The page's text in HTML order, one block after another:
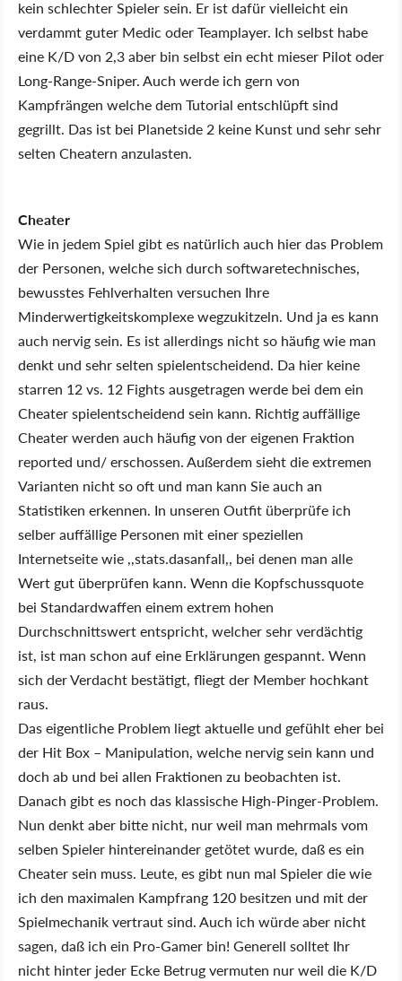
kein schlechter Spieler sein. Er ist dafür vielleicht ein
verdammt guter Medic oder Teamplayer. Ich selbst habe
eine K/D von 2,3 aber bin selbst ein echt mieser Pilot oder
Long-Range-Sniper. Auch werde ich gern von
Kampfrängen welche dem Tutorial entschlüpft sind
gegrillt. Das ist bei Planetside 2 keine Kunst und sehr sehr
selten Cheatern anzulasten.
Cheater
Wie in jedem Spiel gibt es natürlich auch hier das Problem
der Personen, welche sich durch softwaretechnisches,
bewusstes Fehlverhalten versuchen Ihre
Minderwertigkeitskomplexe wegzukitzeln. Und ja es kann
auch nervig sein. Es ist allerdings nicht so häufig wie man
denkt und sehr selten spielentscheidend. Da hier keine
starren 12 vs. 12 Fights ausgetragen werde bei dem ein
Cheater spielentscheidend sein kann. Richtig auffällige
Cheater werden auch häufig von der eigenen Fraktion
reported und/ erschossen. Außerdem sieht die extremen
Varianten nicht so oft und man kann Sie auch an
Statistiken erkennen. In unseren Outfit überprüfe ich
selber auffällige Personen mit einer speziellen
Internetseite wie ,,stats.dasanfall,, bei denen man alle
Wert gut überprüfen kann. Wenn die Kopfschussquote
bei Standardwaffen einem extrem hohen
Durchschnittswert entspricht, welcher sehr verdächtig
ist, ist man schon auf eine Erklärungen gespannt. Wenn
sich der Verdacht bestätigt, fliegt der Member hochkant
raus.
Das eigentliche Problem liegt aktuelle und gefühlt eher bei
der Hit Box – Manipulation, welche nervig sein kann und
doch ab und bei allen Fraktionen zu beobachten ist.
Danach gibt es noch das klassische High-Pinger-Problem.
Nun denkt aber bitte nicht, nur weil man mehrmals vom
selben Spieler hintereinander getötet wurde, daß es ein
Cheater sein muss. Leute, es gibt nun mal Spieler die wie
ich den maximalen Kampfrang 120 besitzen und mit der
Spielmechanik vertraut sind. Auch ich würde aber nicht
sagen, daß ich ein Pro-Gamer bin! Generell solltet Ihr
nicht hinter jeder Ecke Betrug vermuten nur weil die K/D